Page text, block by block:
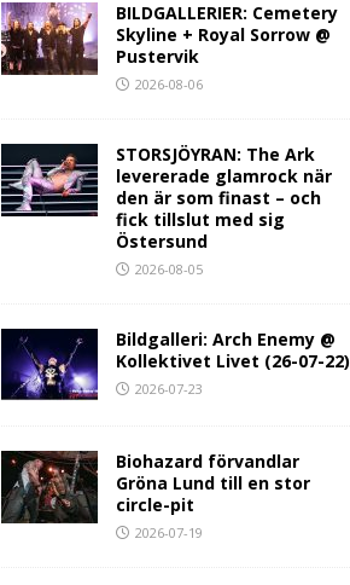
BILDGALLERIER: Cemetery
Skyline + Royal Sorrow @
Pustervik
2026-08-06
STORSJÖYRAN: The Ark
levererade glamrock när
den är som finast – och
fick tillslut med sig
Östersund
2026-08-05
Bildgalleri: Arch Enemy @
Kollektivet Livet (26-07-22)
2026-07-23
Biohazard förvandlar
Gröna Lund till en stor
circle-pit
2026-07-19